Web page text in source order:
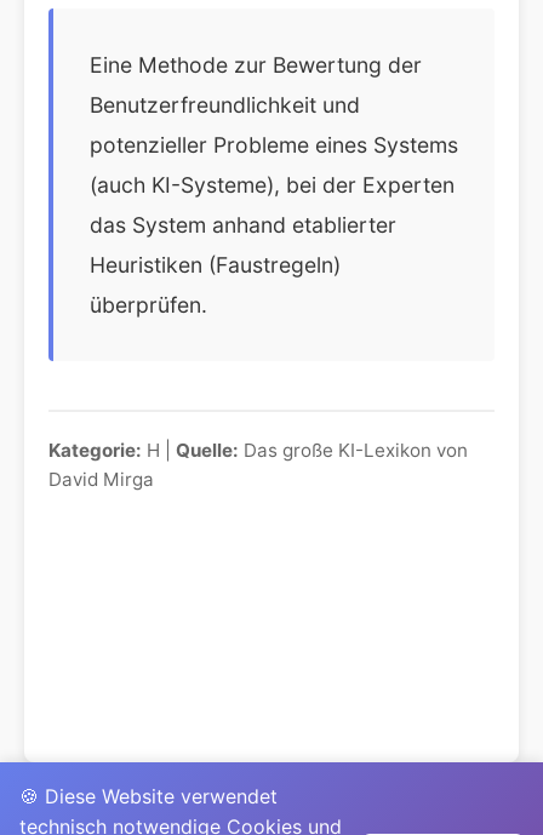
Eine Methode zur Bewertung der
Benutzerfreundlichkeit und
potenzieller Probleme eines Systems
(auch KI-Systeme), bei der Experten
das System anhand etablierter
Heuristiken (Faustregeln)
überprüfen.
Kategorie: H | Quelle: Das große KI-Lexikon von
David Mirga
🍪 Diese Website verwendet
technisch notwendige Cookies und